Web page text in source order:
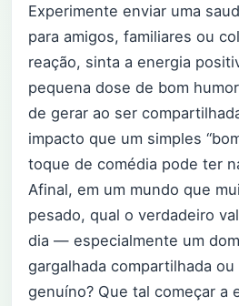
Experimente enviar uma
para amigos, familiares ou
reação, sinta a energia
pequena dose de bom
de gerar ao ser
impacto que um simples
toque de comédia pode ter
Afinal, em um mundo que
pesado, qual o verdadeiro
dia — especialmente um
gargalhada compartilhada
genuíno? Que tal começar a